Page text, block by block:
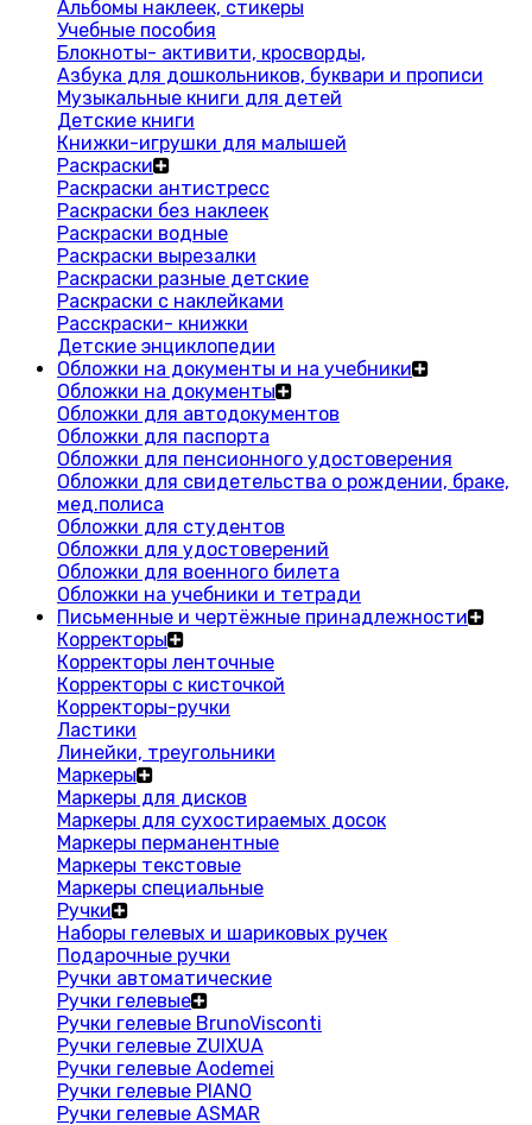
Альбомы наклеек, стикеры
Учебные пособия
Блокноты- активити, кросворды,
Азбука для дошкольников, буквари и прописи
Музыкальные книги для детей
Детские книги
Книжки-игрушки для малышей
Раскраски
Раскраски антистресс
Раскраски без наклеек
Раскраски водные
Раскраски вырезалки
Раскраски разные детские
Раскраски с наклейками
Расскраски- книжки
Детские энциклопедии
Обложки на документы и на учебники
Обложки на документы
Обложки для автодокументов
Обложки для паспорта
Обложки для пенсионного удостоверения
Обложки для свидетельства о рождении, браке,
мед.полиса
Обложки для студентов
Обложки для удостоверений
Обложки для военного билета
Обложки на учебники и тетради
Письменные и чертёжные принадлежности
Корректоры
Корректоры ленточные
Корректоры с кисточкой
Корректоры-ручки
Ластики
Линейки, треугольники
Маркеры
Маркеры для дисков
Маркеры для сухостираемых досок
Маркеры перманентные
Маркеры текстовые
Маркеры специальные
Ручки
Наборы гелевых и шариковых ручек
Подарочные ручки
Ручки автоматические
Ручки гелевые
Ручки гелевые BrunoVisconti
Ручки гелевые ZUIXUA
Ручки гелевые Aodemei
Ручки гелевые PIANO
Ручки гелевые ASMAR